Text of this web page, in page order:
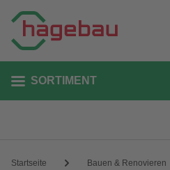
SORTIMENT
Startseite Bauen & Renovieren